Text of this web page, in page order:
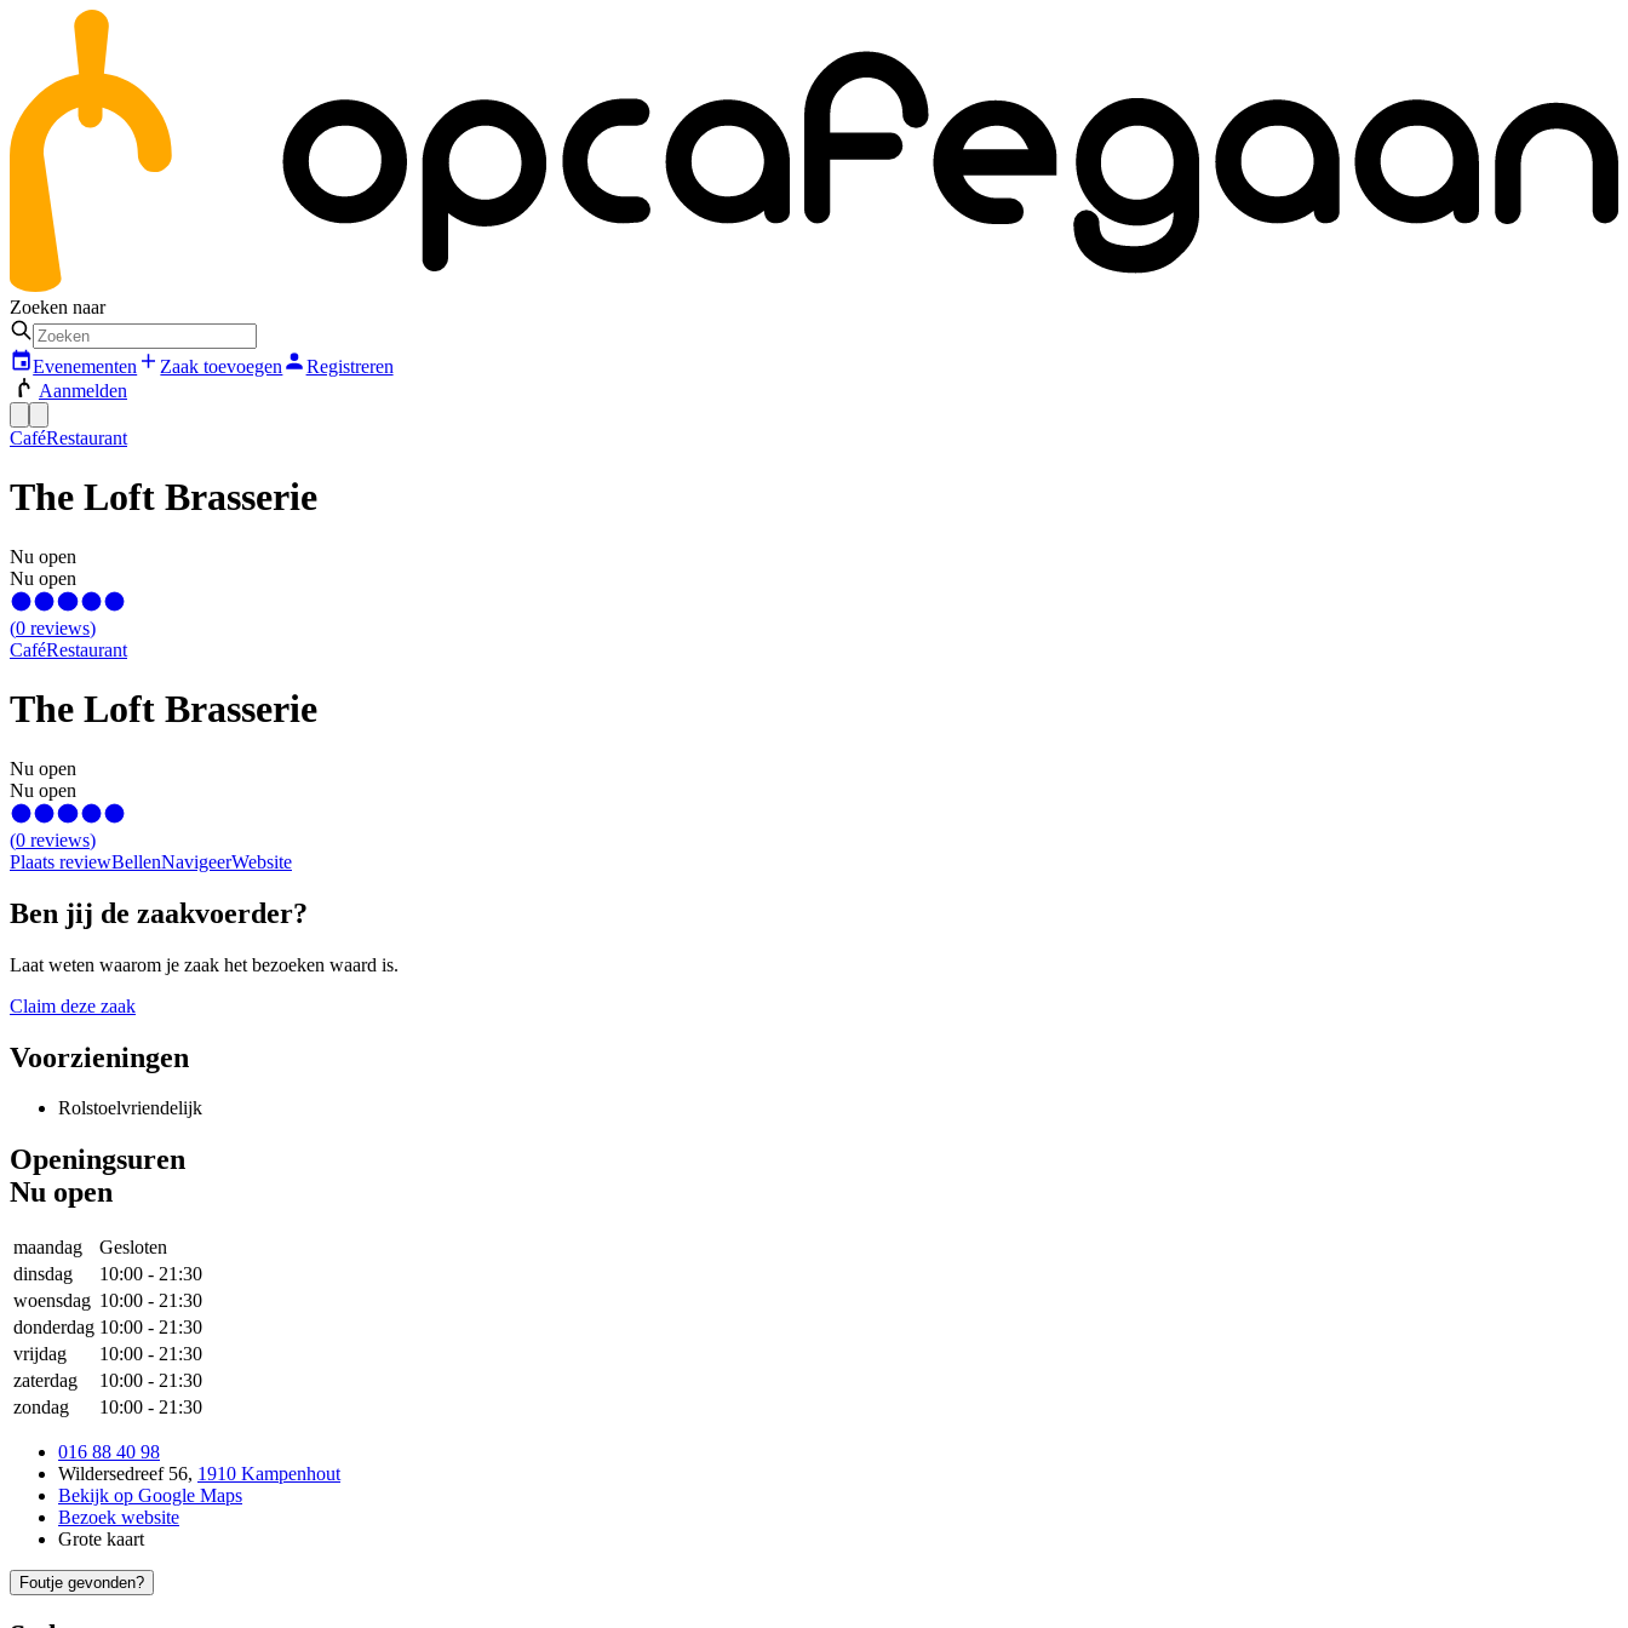
Zoeken naar
Evenementen Zaak toevoegen
Registreren
Aanmelden
CaféRestaurant
The Loft Brasserie
Nu open
Nu open
(0 reviews)
CaféRestaurant
The Loft Brasserie
Nu open
Nu open
(0 reviews)
Plaats reviewBellenNavigeerWebsite
Ben jij de zaakvoerder?
Laat weten waarom je zaak het bezoeken waard is.
Claim deze zaak
Voorzieningen
Rolstoelvriendelijk
Openingsuren
Nu open
maandag
Gesloten
dinsdag
10:00 - 21:30
woensdag 10:00 - 21:30
donderdag 10:00 - 21:30
vrijdag
10:00 - 21:30
zaterdag
10:00 - 21:30
zondag
10:00 - 21:30
016 88 40 98
Wildersedreef 56, 1910 Kampenhout
Bekijk op Google Maps
Bezoek website
Grote kaart
Foutje gevonden?